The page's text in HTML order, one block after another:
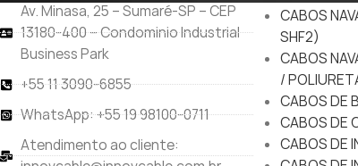
Av. Minasa, 25 – Sumaré-SP – CEP
13180-400 – Condominio Industrial
Business Park
+55 11 3090-6855
WhatsApp: +55 19 98100-0711
Atendimento ao cliente:
CABOS
SHF2)
CABOS
/
CABOS DE
CABOS DE
CABOS DE